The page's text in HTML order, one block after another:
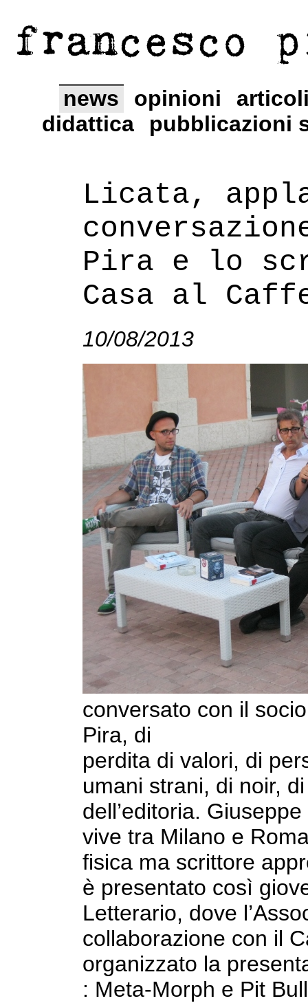
francesco
news opinioni
didattica
pubblicazioni
Licata,
Pira e lo
Casa al
10/08/2013
conversato con il
Pira, di
perdita di valori, di
umani strani, di noir,
dell’editoria.
vive tra Milano e
fisica ma scrittore
è presentato così
Letterario, dove
collaborazione con il
organizzato la
: Meta-Morph e Pit